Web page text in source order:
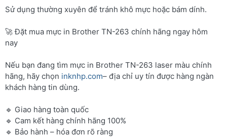
Sử dụng thường xuyên để tránh khô mực hoặc bám dính.
🚀 Đặt mua mực in Brother TN-263 chính hãng ngay hôm
nay
Nếu bạn đang tìm mực in Brother TN-263 laser màu chính
hãng, hãy chọn inknhp.com– địa chỉ uy tín được hàng ngàn
khách hàng tin dùng.
🔹 Giao hàng toàn quốc
🔹 Cam kết hàng chính hãng 100%
🔹 Bảo hành – hóa đơn rõ ràng